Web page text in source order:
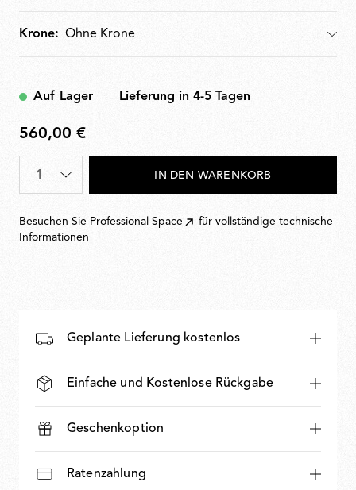
Krone: Krone
Auf Lager Lieferung in 4-5 Tagen
560,00
€
560,00 €
Menge
IN DEN WARENKORB
Besuchen Sie Professional Space
für vollständige technische
Informationen
Geplante Lieferung kostenlos
Einfache und Kostenlose Rückgabe
Geschenkoption
Ratenzahlung